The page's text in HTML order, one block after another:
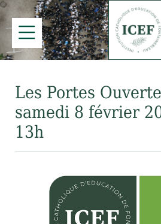
Les Portes
samedi 8 février
13h